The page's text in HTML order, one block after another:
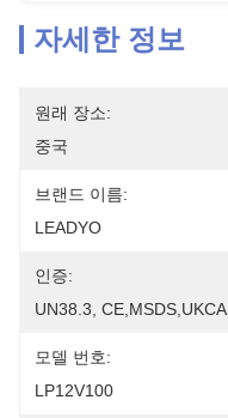
자세한 정보
원래 장소:
중국
브랜드 이름:
LEADYO
인증:
UN38.3, CE,MSDS,UKCA
모델 번호:
LP12V100